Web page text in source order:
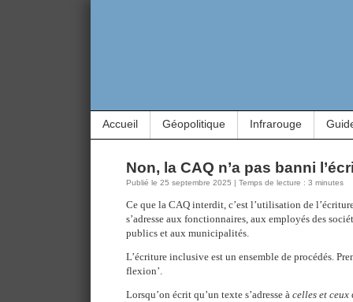
Accueil Géopolitique Infrarouge
Non, la CAQ n’a pas banni
Publié le 25 septembre 2025 | Temps de lecture : 3 minutes
Ce que la CAQ interdit, c’est l’utilisation de
s’adresse aux fonctionnaires, aux employés des
publics et aux municipalités.
L’écriture inclusive est un ensemble de procédés.
flexion’.
Lorsqu’on écrit qu’un texte s’adresse à celles et ceux